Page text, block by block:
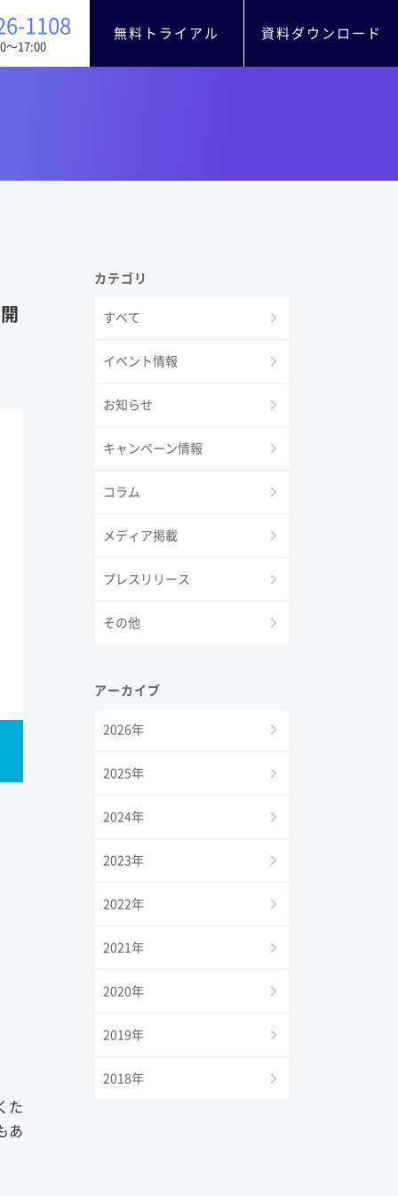
1108
〜17:00
無料トライアル 資料ダウンロード
た
あ
カテゴリ
すべて
イベント情報
お知らせ
キャンペーン情報
コラム
メディア掲載
プレスリリース
その他
アーカイブ
2026年
2025年
2024年
2023年
2022年
2021年
2020年
2019年
2018年